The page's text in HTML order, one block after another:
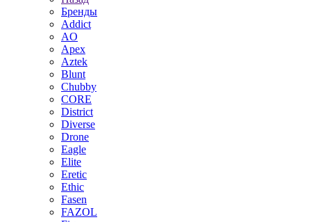
Бренды
Addict
AO
Apex
Aztek
Blunt
Chubby
CORE
District
Diverse
Drone
Eagle
Elite
Eretic
Ethic
Fasen
FAZOL